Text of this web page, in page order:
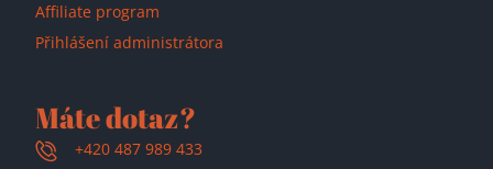
Affiliate program
Přihlášení administrátora
Máte dotaz?
+420 487 989 433